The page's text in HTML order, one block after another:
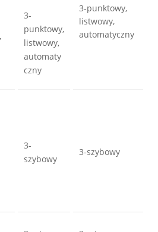
3-
punktowy,
listwowy,
automaty
czny
3-punktowy,
listwowy,
automatyczny
3-
szybowy
3-szybowy